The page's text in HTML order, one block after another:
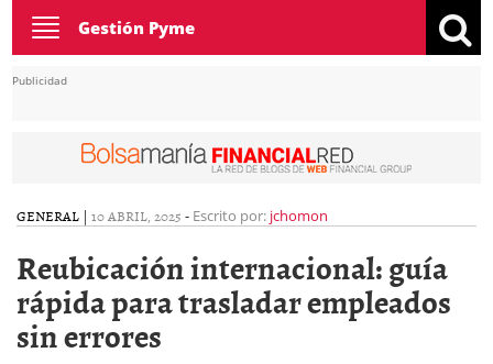
Toggle
navigation
Gestión Pyme
Publicidad
GENERAL | 10 ABRIL, 2025 - Escrito por: jchomon
Reubicación internacional: guía
rápida para trasladar empleados
sin errores